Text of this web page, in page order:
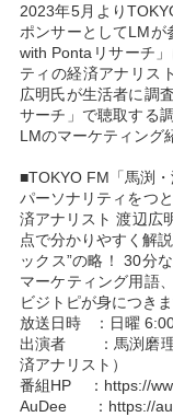
2023年5月より
ポンサーとしてLMが
with Pontaリサーチ
ティの経済アナリス
広明氏が生活者に調
サーチ」で聴取する
LMのマーケティング
■TOKYO FM「馬渕
パーソナリティをつ
済アナリスト 渡辺広
点で分かりやすく解
ックス”の略！ 30分
マーケティング用語
ビジトピが身につきま
放送日時 ：日曜
出演者 ：馬渕磨理
済アナリスト）
番組HP ： https://
AuDee ： https://